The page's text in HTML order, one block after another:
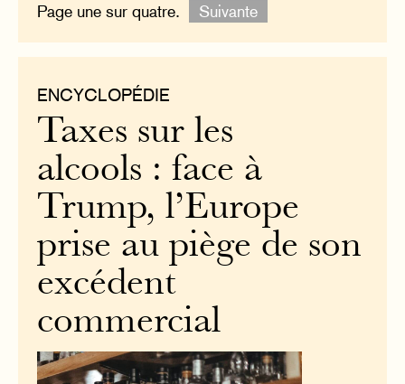
Page une sur quatre.
Suivante
ENCYCLOPÉDIE
Taxes sur les
alcools : face à
Trump, l’Europe
prise au piège de son
excédent
commercial